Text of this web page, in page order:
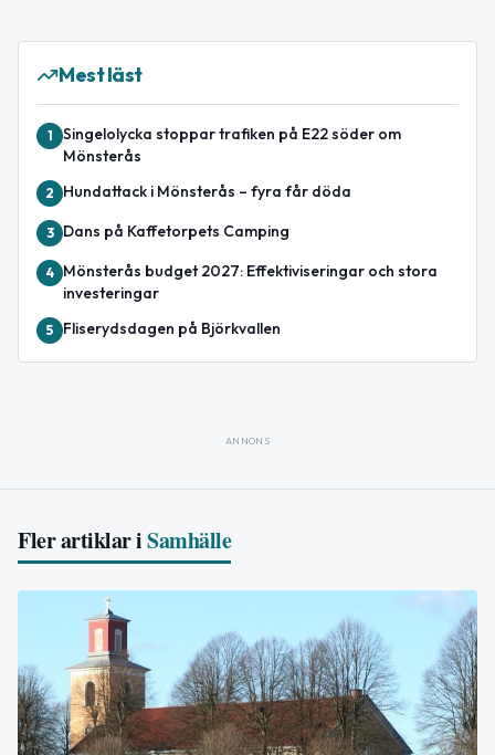
Mest läst
1
Singelolycka stoppar trafiken på E22 söder om
Mönsterås
2 Hundattack i Mönsterås – fyra får döda
3 Dans på Kaffetorpets Camping
4
Mönsterås budget 2027: Effektiviseringar och stora
investeringar
5 Fliserydsdagen på Björkvallen
ANNONS
Fler artiklar iSamhälle